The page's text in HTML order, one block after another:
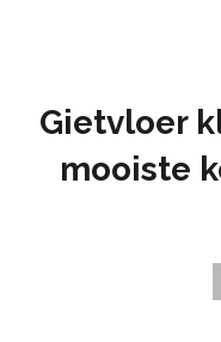
Gietvloer
mooiste